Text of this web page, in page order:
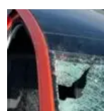
hayatını